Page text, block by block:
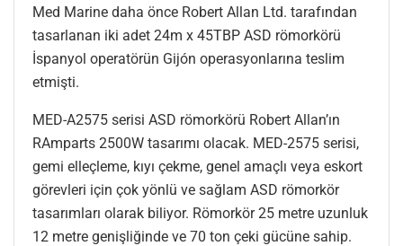
Med Marine daha önce Robert Allan Ltd. tarafından
tasarlanan iki adet 24m x 45TBP ASD römorkörü
İspanyol operatörün Gijón operasyonlarına teslim
etmişti.
MED-A2575 serisi ASD römorkörü Robert Allan’ın
RAmparts 2500W tasarımı olacak. MED-2575 serisi,
gemi elleçleme, kıyı çekme, genel amaçlı veya eskort
görevleri için çok yönlü ve sağlam ASD römorkör
tasarımları olarak biliyor. Römorkör 25 metre uzunluk
12 metre genişliğinde ve 70 ton çeki gücüne sahip.